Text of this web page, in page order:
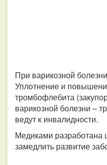
При варикозной
Уплотнение и
тромбофлебита
варикозной болезни –
ведут к инвалидности.
Медиками разработана
замедлить развитие